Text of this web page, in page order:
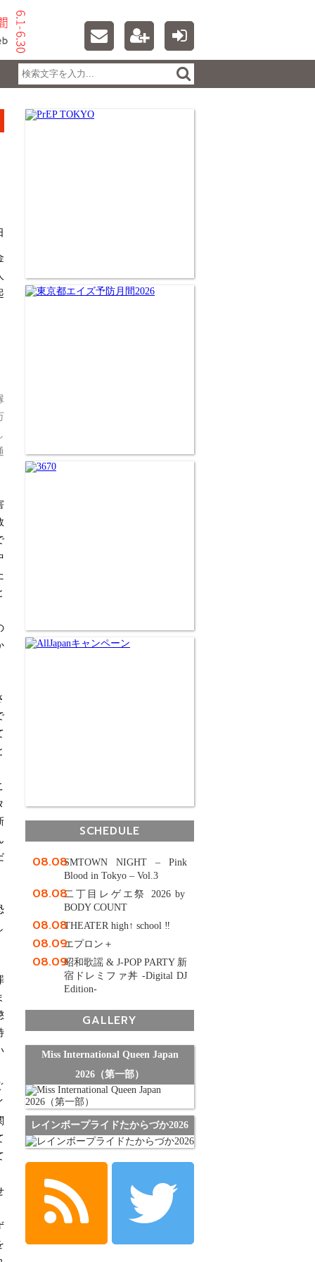
SCHEDULE
08.08SMTOWN NIGHT – Pink
Blood in Tokyo – Vol.3
08.08二丁目レゲエ祭 2026 by
BODY COUNT
08.08THEATER high↑ school ‼
08.09エプロン＋
08.09昭和歌謡 & J-POP PARTY 新
宿ドレミファ丼 -Digital DJ
Edition-
GALLERY
Miss International Queen Japan
2026（第一部）
レインボープライドたからづか2026